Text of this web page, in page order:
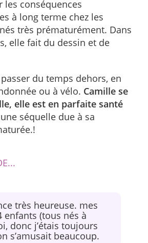
les conséquences
à long terme chez les
très prématurément. Dans
elle fait du dessin et de
du temps dehors, en
ou à vélo. Camille se
elle est en parfaite santé
séquelle due à sa
très heureuse. mes
enfants (tous nés à
donc j’étais toujours
s’amusait beaucoup.